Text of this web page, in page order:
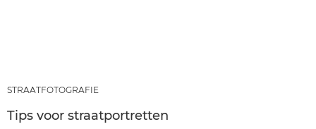
STRAATFOTOGRAFIE
Tips voor straatportretten